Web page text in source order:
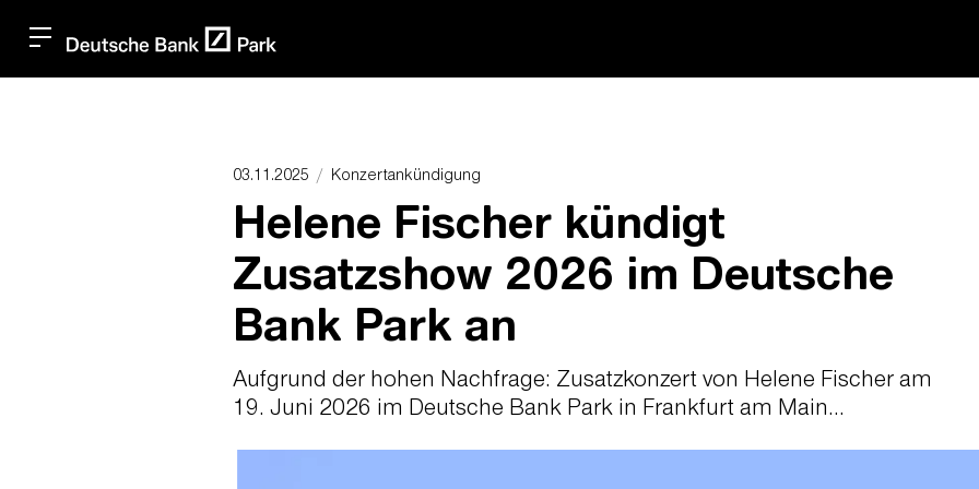
03.11.2025 Konzertankündigung
Helene Fischer kündigt
Zusatzshow 2026 im Deutsche
Bank Park an
Aufgrund der hohen Nachfrage: Zusatzkonzert von Helene Fischer am
19. Juni 2026 im Deutsche Bank Park in Frankfurt am Main...